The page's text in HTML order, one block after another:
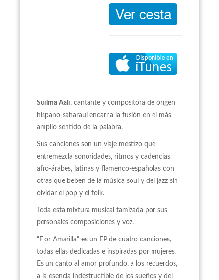
Suilma Aali, cantante y compositora de origen
hispano-saharaui encarna la fusión en el más
amplio sentido de la palabra.
Sus canciones son un viaje mestizo que
entremezcla sonoridades, ritmos y cadencias
afro-árabes, latinas y flamenco-españolas con
otras que beben de la música soul y del jazz sin
olvidar el pop y el folk.
Toda esta mixtura musical tamizada por sus
personales composiciones y voz.
“Flor Amarilla” es un EP de cuatro canciones,
todas ellas dedicadas e inspiradas por mujeres.
Es un canto al amor profundo, a los recuerdos,
a la esencia indestructible de los sueños y del